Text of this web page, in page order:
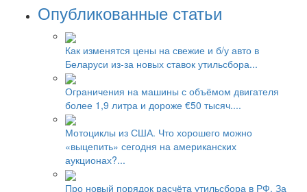
Опубликованные статьи
Как изменятся цены на свежие и б/у авто в
Беларуси из-за новых ставок утильсбора...
Ограничения на машины с объёмом двигателя
более 1,9 литра и дороже €50 тысяч....
Мотоциклы из США. Что хорошего можно
«выцепить» сегодня на американских
аукционах?...
Про новый порядок расчёта утильсбора в РФ. За